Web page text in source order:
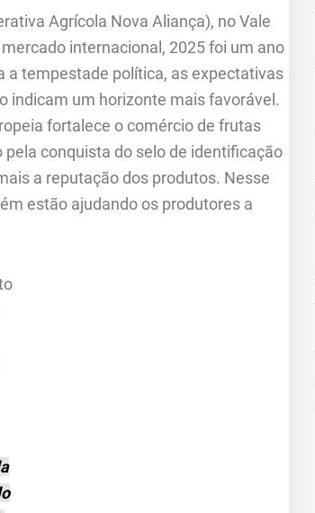
Agrícola Nova Aliança), no Vale
internacional, 2025 foi um ano
a tempestade política, as expectativas
indicam um horizonte mais favorável.
fortalece o comércio de frutas
conquista do selo de identificação
a reputação dos produtos. Nesse
estão ajudando os produtores a